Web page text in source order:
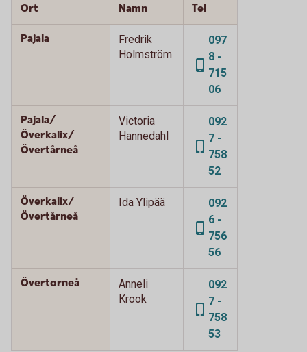
Ort Namn Tel
Pajala
Fredrik
Holmström
097
8 -
715
06
Pajala/
Överkalix/
Övertårneå
Victoria
Hannedahl
092
7 -
758
52
Överkalix/
Övertårneå
Ida Ylipää
092
6 -
756
56
Övertorneå
Anneli
Krook
092
7 -
758
53